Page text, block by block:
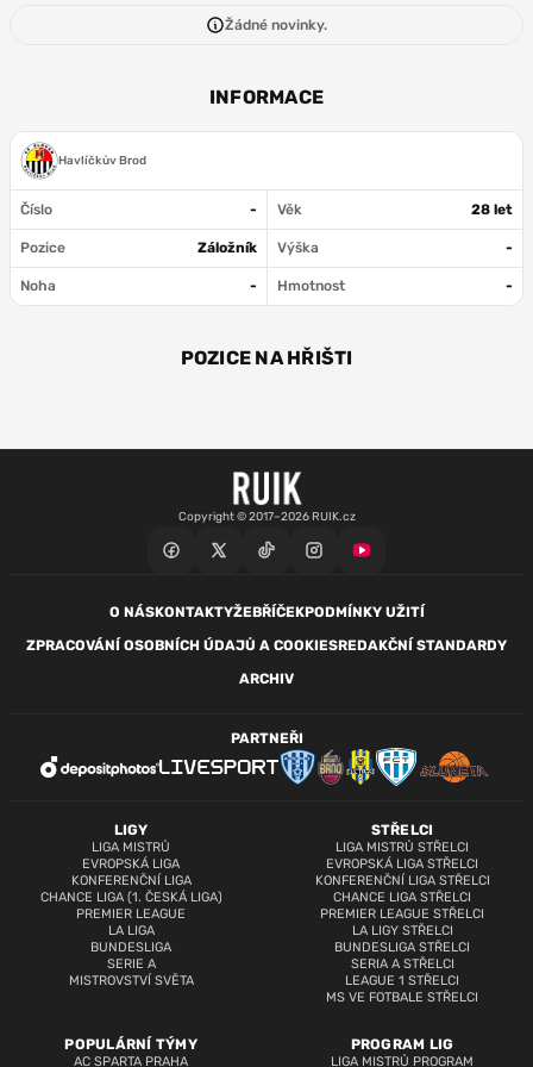
Žádné novinky.
INFORMACE
Havlíčkův Brod
Číslo - Věk 28 let
Pozice Záložník Výška -
Noha - Hmotnost -
POZICE NA HŘIŠTI
Copyright © 2017–2026 RUIK.cz
O NÁSKONTAKTYŽEBŘÍČEKPODMÍNKY UŽITÍ
ZPRACOVÁNÍ OSOBNÍCH ÚDAJŮ A COOKIESREDAKČNÍ STANDARDY
ARCHIV
LIGY
LIGA MISTRŮ
EVROPSKÁ LIGA
KONFERENČNÍ LIGA
CHANCE LIGA (1. ČESKÁ LIGA)
PREMIER LEAGUE
LA LIGA
BUNDESLIGA
SERIE A
MISTROVSTVÍ SVĚTA
STŘELCI
LIGA MISTRŮ STŘELCI
EVROPSKÁ LIGA STŘELCI
KONFERENČNÍ LIGA STŘELCI
CHANCE LIGA STŘELCI
PREMIER LEAGUE STŘELCI
LA LIGY STŘELCI
BUNDESLIGA STŘELCI
SERIA A STŘELCI
LEAGUE 1 STŘELCI
MS VE FOTBALE STŘELCI
POPULÁRNÍ TÝMY
AC SPARTA PRAHA
PROGRAM LIG
LIGA MISTRŮ PROGRAM
PARTNEŘI